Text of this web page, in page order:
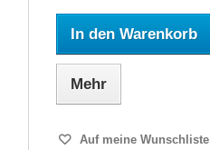
In den Warenkorb
Mehr
Auf meine Wunschliste